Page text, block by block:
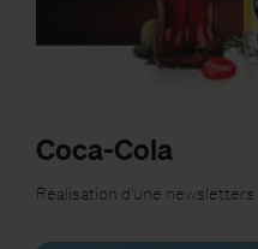
Coca-Cola
Réalisation d'une newsletters